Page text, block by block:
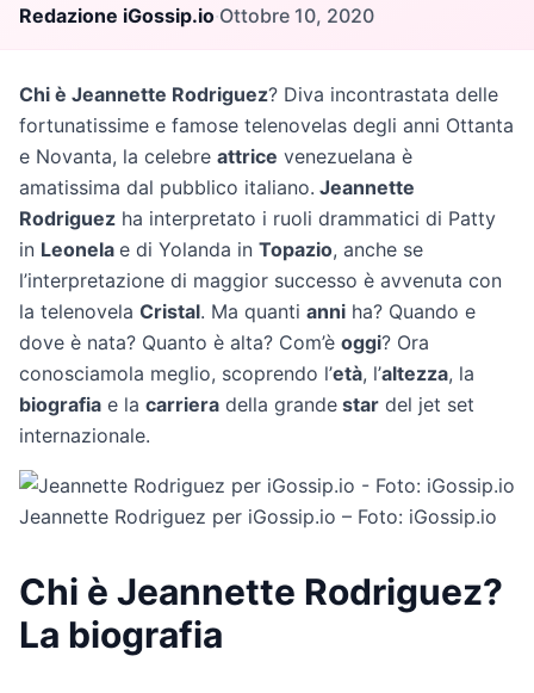
Redazione iGossip.io·Ottobre 10, 2020
Chi è Jeannette Rodriguez? Diva incontrastata delle
fortunatissime e famose telenovelas degli anni Ottanta
e Novanta, la celebre attrice venezuelana è
amatissima dal pubblico italiano. Jeannette
Rodriguez ha interpretato i ruoli drammatici di Patty
in Leonela e di Yolanda in Topazio, anche se
l’interpretazione di maggior successo è avvenuta con
la telenovela Cristal. Ma quanti anni ha? Quando e
dove è nata? Quanto è alta? Com’è oggi? Ora
conosciamola meglio, scoprendo l’età, l’altezza, la
biografia e la carriera della grande star del jet set
internazionale.
Jeannette Rodriguez per iGossip.io – Foto: iGossip.io
Chi è Jeannette Rodriguez?
La biografia